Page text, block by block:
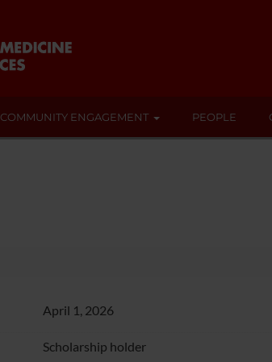
COMMUNITY ENGAGEMENT PEOPLE
April 1, 2026
Scholarship holder